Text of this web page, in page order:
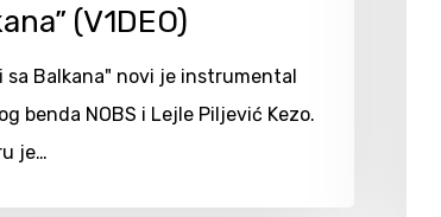
(V1DEO)
sa Balkana" novi je instrumental
benda NOBS i Lejle Piljević Kezo.
je…